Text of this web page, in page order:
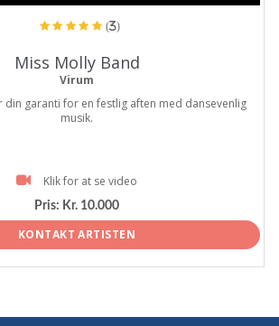
(3)
Miss Molly Band
Virum
din garanti for en festlig aften med dansevenlig
musik.
Klik for at se video
Pris: Kr. 10.000
KONTAKT ARTISTEN